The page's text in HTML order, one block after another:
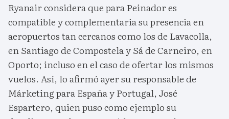
Ryanair considera que para Peinador es
compatible y complementaria su presencia en
aeropuertos tan cercanos como los de Lavacolla,
en Santiago de Compostela y Sá de Carneiro, en
Oporto; incluso en el caso de ofertar los mismos
vuelos. Así, lo afirmó ayer su responsable de
Márketing para España y Portugal, José
Espartero, quien puso como ejemplo su